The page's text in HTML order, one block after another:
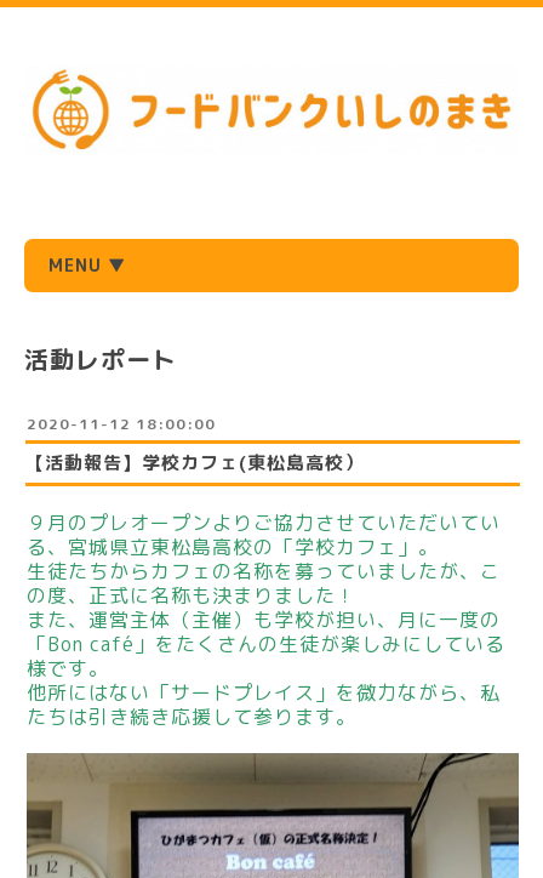
MENU ▼
活動レポート
2020-11-12 18:00:00
【活動報告】学校カフェ(東松島高校）
９月のプレオープンよりご協力させていただいてい
る、宮城県立東松島高校の「学校カフェ」。
生徒たちからカフェの名称を募っていましたが、こ
の度、正式に名称も決まりました！
また、運営主体（主催）も学校が担い、月に一度の
「Bon café」をたくさんの生徒が楽しみにしている
様です。
他所にはない「サードプレイス」を微力ながら、私
たちは引き続き応援して参ります。